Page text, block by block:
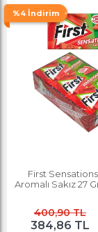
%4 İndirim
First
Aromalı Sakız 27
400,90 TL
384,86 TL